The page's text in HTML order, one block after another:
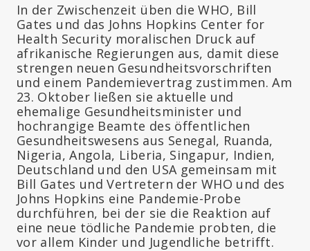
In der Zwischenzeit üben die WHO, Bill
Gates und das Johns Hopkins Center for
Health Security moralischen Druck auf
afrikanische Regierungen aus, damit diese
strengen neuen Gesundheitsvorschriften
und einem Pandemievertrag zustimmen. Am
23. Oktober ließen sie aktuelle und
ehemalige Gesundheitsminister und
hochrangige Beamte des öffentlichen
Gesundheitswesens aus Senegal, Ruanda,
Nigeria, Angola, Liberia, Singapur, Indien,
Deutschland und den USA gemeinsam mit
Bill Gates und Vertretern der WHO und des
Johns Hopkins eine Pandemie-Probe
durchführen, bei der sie die Reaktion auf
eine neue tödliche Pandemie probten, die
vor allem Kinder und Jugendliche betrifft.